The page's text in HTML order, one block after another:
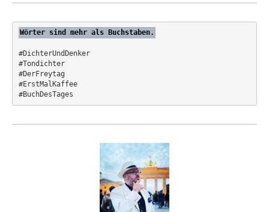
r
Wörter sind mehr als Buchstaben.
#DichterUndDenker
#Tondichter
#DerFreytag
#ErstMalKaffee
#BuchDesTages